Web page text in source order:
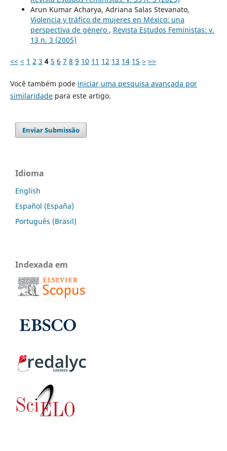
Arun Kumar Acharya, Adriana Salas Stevanato,
Violencia y tráfico de mujeres en México: una
perspectiva de género , Revista Estudos Feministas: v.
13 n. 3 (2005)
<< < 1 2 3 4 5 6 7 8 9 10 11 12 13 14 15 > >>
Você também pode iniciar uma pesquisa avançada por
similaridadepara este artigo.
Enviar Submissão
Idioma
English
Español (España)
Português (Brasil)
Indexada em